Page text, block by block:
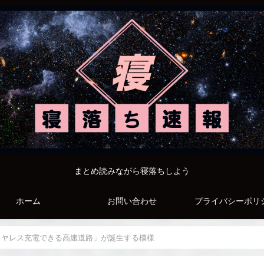
まとめ読みながら寝落ちしよう
ホーム お問い合わせ プライバシーポリ
レス充電できる高速道路」が誕生する模様